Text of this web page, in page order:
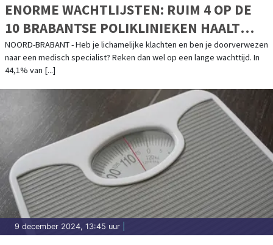
ENORME WACHTLIJSTEN: RUIM 4 OP DE
10 BRABANTSE POLIKLINIEKEN HAALT
AFGESPROKEN NORM WACHTTIJDEN NIET
NOORD-BRABANT - Heb je lichamelijke klachten en ben je doorverwezen
naar een medisch specialist? Reken dan wel op een lange wachttijd. In
44,1% van [...]
9 december 2024, 13:45 uur